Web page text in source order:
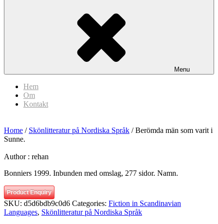
Menu
Hem
Om
Kontakt
Home / Skönlitteratur på Nordiska Språk / Berömda män som varit i
Sunne.
Author : rehan
Bonniers 1999. Inbunden med omslag, 277 sidor. Namn.
Product Enquiry
SKU: d5d6bdb9c0d6 Categories: Fiction in Scandinavian
Languages, Skönlitteratur på Nordiska Språk